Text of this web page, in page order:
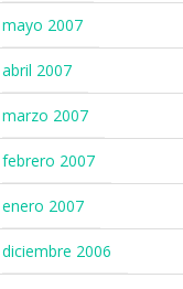
mayo 2007
abril 2007
marzo 2007
febrero 2007
enero 2007
diciembre 2006